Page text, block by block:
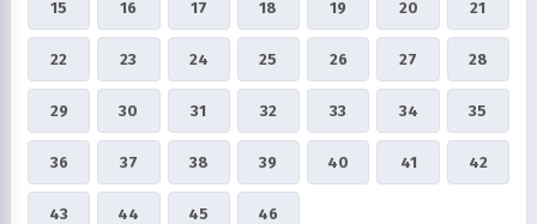
15 16 17 18 19 20 21
22 23 24 25 26 27 28
29 30 31 32 33 34 35
36 37 38 39 40 41 42
43 44 45 46